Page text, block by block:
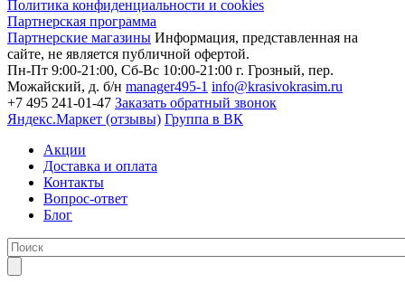
Политика конфиденциальности и cookies
Партнерская программа
Партнерские магазины Информация, представленная на
сайте, не является публичной офертой.
Пн-Пт 9:00-21:00, Сб-Вс 10:00-21:00 г. Грозный, пер.
Можайский, д. б/н manager495-1 info@krasivokrasim.ru
+7 495 241-01-47 Заказать обратный звонок
Яндекс.Маркет (отзывы) Группа в ВК
Акции
Доставка и оплата
Контакты
Вопрос-ответ
Блог